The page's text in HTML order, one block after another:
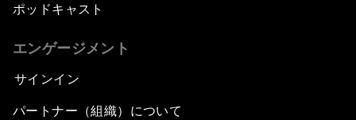
ポッドキャスト
エンゲージメント
サインイン
パートナー（組織）について